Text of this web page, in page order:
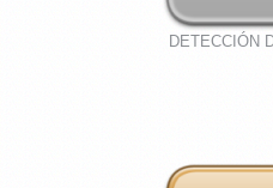
DETECCIÓN